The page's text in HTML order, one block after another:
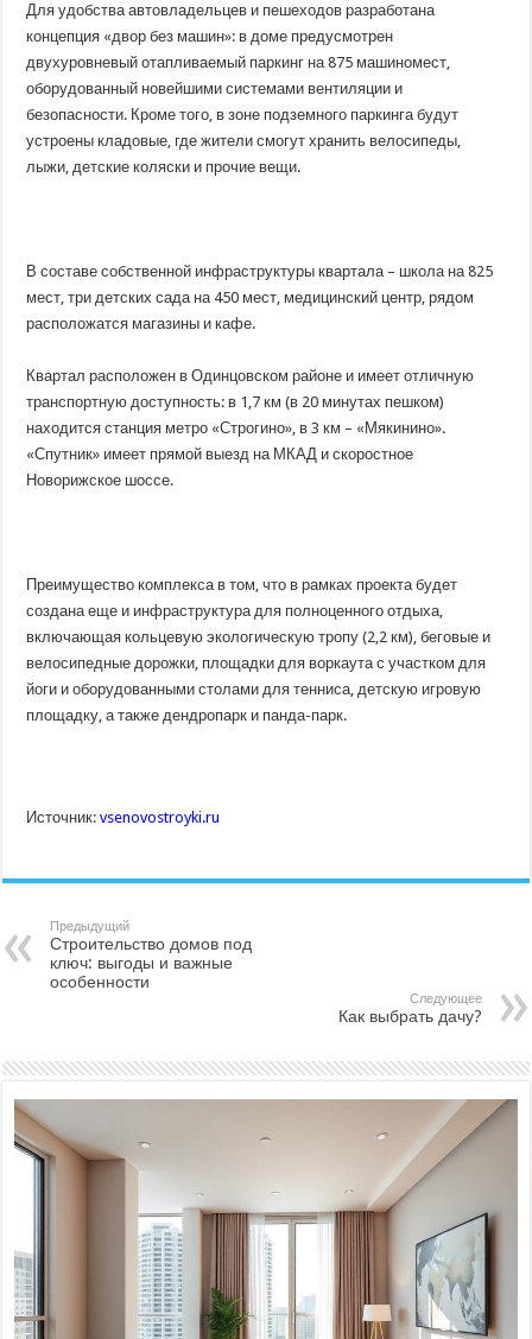
Для удобства автовладельцев и пешеходов разработана
концепция «двор без машин»: в доме предусмотрен
двухуровневый отапливаемый паркинг на 875 машиномест,
оборудованный новейшими системами вентиляции и
безопасности. Кроме того, в зоне подземного паркинга будут
устроены кладовые, где жители смогут хранить велосипеды,
лыжи, детские коляски и прочие вещи.
В составе собственной инфраструктуры квартала – школа на 825
мест, три детских сада на 450 мест, медицинский центр, рядом
расположатся магазины и кафе.
Квартал расположен в Одинцовском районе и имеет отличную
транспортную доступность: в 1,7 км (в 20 минутах пешком)
находится станция метро «Строгино», в 3 км – «Мякинино».
«Спутник» имеет прямой выезд на МКАД и скоростное
Новорижское шоссе.
Преимущество комплекса в том, что в рамках проекта будет
создана еще и инфраструктура для полноценного отдыха,
включающая кольцевую экологическую тропу (2,2 км), беговые и
велосипедные дорожки, площадки для воркаута с участком для
йоги и оборудованными столами для тенниса, детскую игровую
площадку, а также дендропарк и панда-парк.
Источник:vsenovostroyki.ru
Предыдущий
Строительство домов под
ключ: выгоды и важные
особенности
Следующее
Как выбрать дачу?